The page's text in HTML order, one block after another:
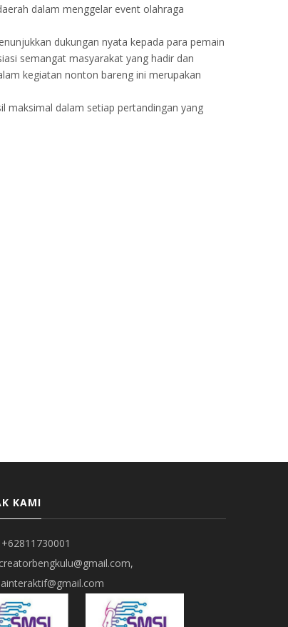
dalam menggelar event olahraga
dukungan nyata kepada para pemain
semangat masyarakat yang hadir dan
kegiatan nonton bareng ini merupakan
maksimal dalam setiap pertandingan yang
KAMI